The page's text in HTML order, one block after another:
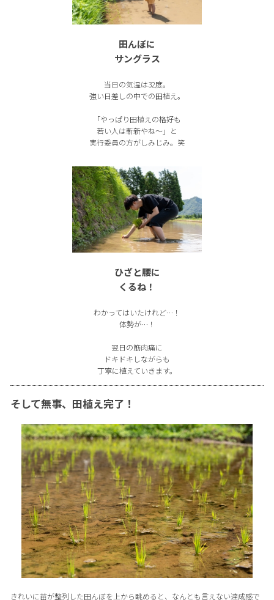
田んぼに
サングラス
当日の気温は32度。
強い日差しの中での田植え。
「やっぱり田植えの格好も
若い人は斬新やね〜」と
実行委員の方がしみじみ。笑
ひざと腰に
くるね！
わかってはいたけれど…！
体勢が…！
翌日の筋肉痛に
ドキドキしながらも
丁寧に植えていきます。
そして無事、田植え完了！
きれいに苗が整列した田んぼを上から眺めると、なんとも言えない達成感で